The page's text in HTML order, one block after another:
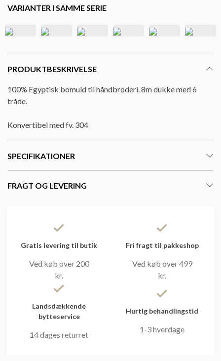
VARIANTER I SAMME SERIE
PRODUKTBESKRIVELSE
100% Egyptisk bomuld til håndbroderi. 8m dukke med 6
tråde.
Konvertibel med fv. 304
SPECIFIKATIONER
FRAGT OG LEVERING
Gratis levering til butik
Ved køb over 200
kr.
Fri fragt til pakkeshop
Ved køb over 499
kr.
Landsdækkende
bytteservice
14 dages returret
Hurtig behandlingstid
1-3 hverdage